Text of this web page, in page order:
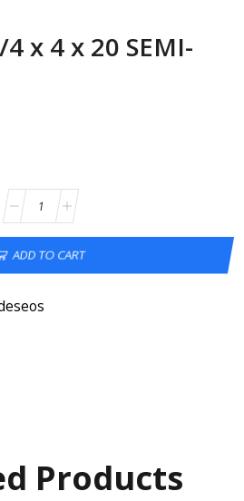
x 4 x 20 SEMI-
ADD TO CART
Products